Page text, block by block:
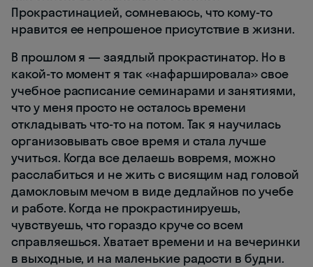
Прокрастинацией, сомневаюсь, что кому-то
нравится ее непрошеное присутствие в жизни.
В прошлом я — заядлый прокрастинатор. Но в
какой-то момент я так «нафаршировала» свое
учебное расписание семинарами и занятиями,
что у меня просто не осталось времени
откладывать что-то на потом. Так я научилась
организовывать свое время и стала лучше
учиться. Когда все делаешь вовремя, можно
расслабиться и не жить с висящим над головой
дамокловым мечом в виде дедлайнов по учебе
и работе. Когда не прокрастинируешь,
чувствуешь, что гораздо круче со всем
справляешься. Хватает времени и на вечеринки
в выходные, и на маленькие радости в будни.